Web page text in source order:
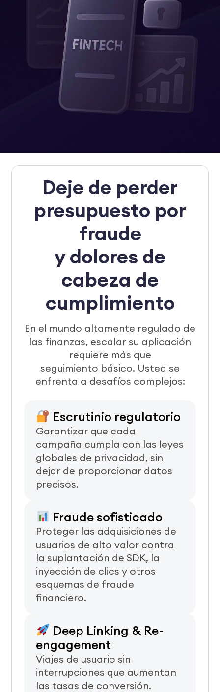
Deje de perder
presupuesto por
fraude
y dolores de
cabeza de
cumplimiento
En el mundo altamente regulado de
las finanzas, escalar su aplicación
requiere más que
seguimiento básico. Usted se
enfrenta a desafíos complejos:
Escrutinio regulatorio
Garantizar que cada
campaña cumpla con las leyes
globales de privacidad, sin
dejar de proporcionar datos
precisos.
Fraude sofisticado
Proteger las adquisiciones de
usuarios de alto valor contra
la suplantación de SDK, la
inyección de clics y otros
esquemas de fraude
financiero.
Deep Linking & Re-
engagement
Viajes de usuario sin
interrupciones que aumentan
las tasas de conversión.